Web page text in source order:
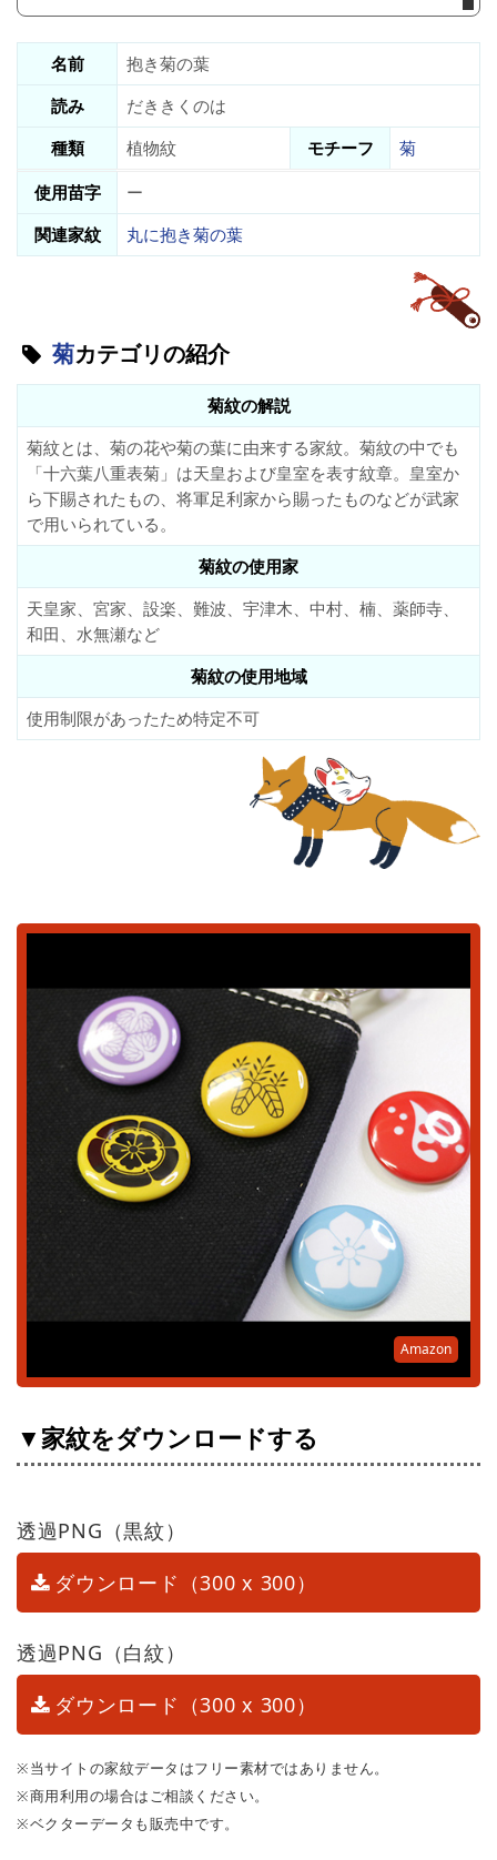
名前
抱き菊の葉
読み
だききくのは
種類
植物紋 モチーフ
菊
使用苗字
ー
関連家紋
丸に抱き菊の葉
菊カテゴリの紹介
菊紋の解説
菊紋とは、菊の花や菊の葉に由来する家紋。菊紋の中でも
「十六葉八重表菊」は天皇および皇室を表す紋章。皇室か
ら下賜されたもの、将軍足利家から賜ったものなどが武家
で用いられている。
菊紋の使用家
天皇家、宮家、設楽、難波、宇津木、中村、楠、薬師寺、
和田、水無瀬など
菊紋の使用地域
使用制限があったため特定不可
Amazon
▼家紋をダウンロードする
透過PNG（黒紋）
ダウンロード（300 x 300）
透過PNG（白紋）
ダウンロード（300 x 300）
※当サイトの家紋データはフリー素材ではありません。
※商用利用の場合はご相談ください。
※ベクターデータも販売中です。